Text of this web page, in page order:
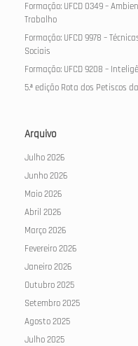
Formação: UFCD 0349 –
Trabalho
Formação: UFCD 9978 –
Sociais
Formação: UFCD 9208 –
5.ª edição Rota dos Petiscos
Arquivo
Julho 2026
Junho 2026
Maio 2026
Abril 2026
Março 2026
Fevereiro 2026
Janeiro 2026
Outubro 2025
Setembro 2025
Agosto 2025
Julho 2025